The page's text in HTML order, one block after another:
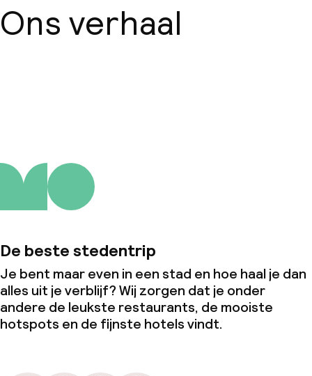
Ons verhaal
De beste stedentrip
Je bent maar even in een stad en hoe haal je dan
alles uit je verblijf? Wij zorgen dat je onder
andere de leukste restaurants, de mooiste
hotspots en de fijnste hotels vindt.